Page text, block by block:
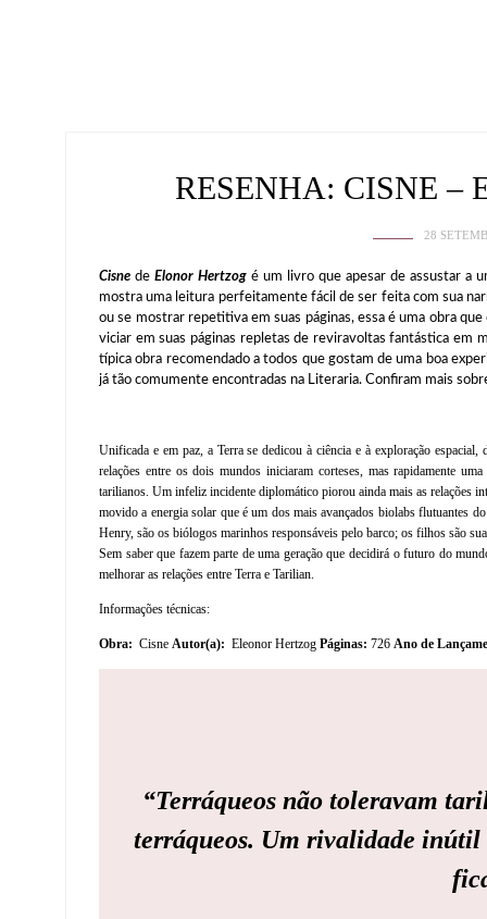
RESENHA: CISNE –
28
Cisne de Elonor Hertzog é um livro que apesar de assustar a
mostra uma leitura perfeitamente fácil de ser feita com sua
ou se mostrar repetitiva em suas páginas, essa é uma obra
viciar em suas páginas repletas de reviravoltas fantástica em
típica obra recomendado a todos que gostam de uma boa
já tão comumente encontradas na Literaria. Confiram mais
Unificada e em paz, a Terra se dedicou à ciência e à exploração
relações entre os dois mundos iniciaram corteses, mas rapidamente
tarilianos. Um infeliz incidente diplomático piorou ainda mais as relações
movido a energia solar que é um dos mais avançados biolabs flutuantes
Henry, são os biólogos marinhos responsáveis pelo barco; os filhos são
Sem saber que fazem parte de uma geração que decidirá o futuro do
melhorar as relações entre Terra e Tarilian.
Informações técnicas:
Obra: Cisne Autor(a): Eleonor Hertzog Páginas: 726 Ano de
“Terráqueos não toleravam
terráqueos. Um rivalidade